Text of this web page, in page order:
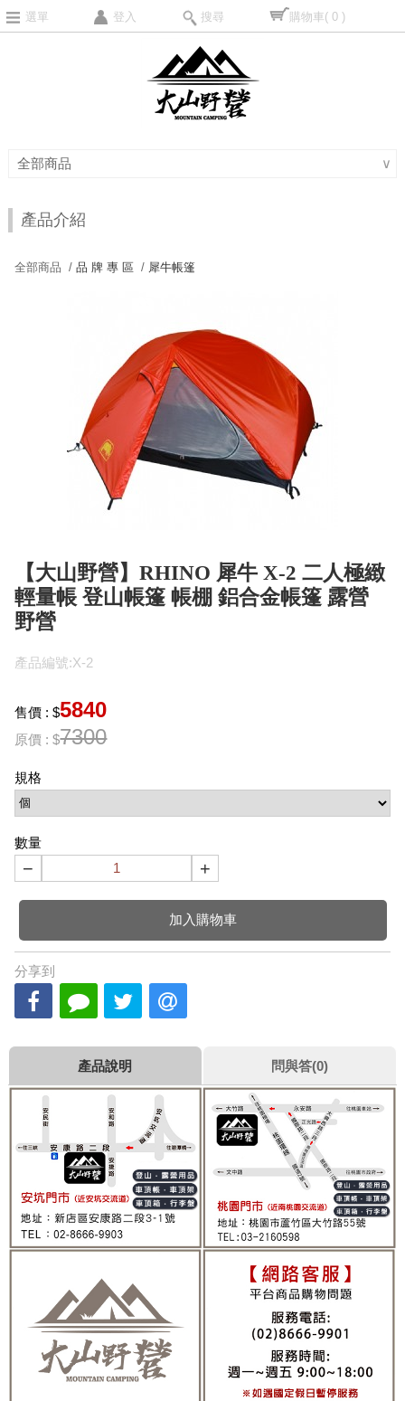
選單 登入 搜尋 購物車( 0 )
全部商品 ∨
產品介紹
全部商品 /品 牌 專 區 / 犀牛帳篷
【大山野營】RHINO 犀牛 X-2 二人極緻
輕量帳 登山帳篷 帳棚 鋁合金帳篷 露營
野營
產品編號:X-2
售價 : $5840
原價 : $7300
規格
數量
− +
加入購物車
分享到
產品說明 問與答(0)